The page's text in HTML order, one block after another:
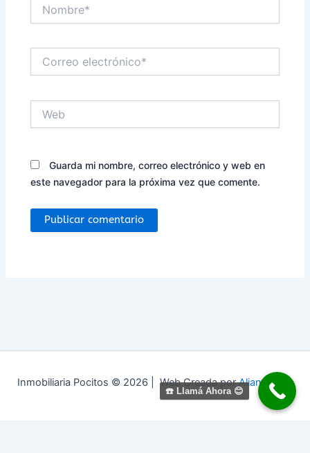
electrónico*
Guarda mi nombre, correo electrónico y web en
este navegador para la próxima vez que comente.
Inmobiliaria Pocitos © 2026 | Web Creada porAlianza Seo
☎️ Llamá Ahora 😊